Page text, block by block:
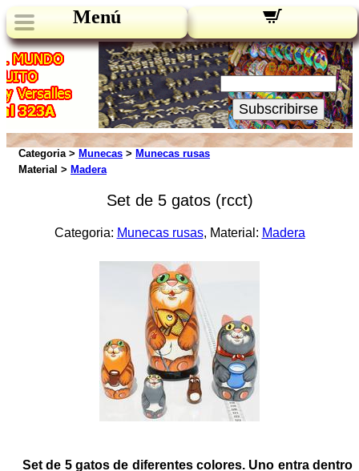
Menú
Novedades:
Su Email:
Subscribirse
Categoria > Munecas > Munecas rusas
Material > Madera
Set de 5 gatos (rcct)
Categoria: Munecas rusas, Material: Madera
Set de 5 gatos de diferentes colores. Uno entra dentro